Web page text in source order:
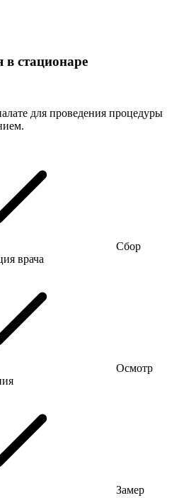
в стационаре
для проведения процедуры
Сбор
врача
Осмотр
Замер